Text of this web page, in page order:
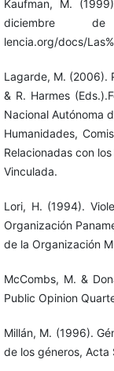
Kaufman, M.
diciembre
lencia.org/docs/
Lagarde, M. (2006).
& R. Harmes
Nacional Autónoma
Humanidades,
Relacionadas con
Vinculada.
Lori, H. (1994).
Organización
de la Organización
McCombs, M. &
Public Opinion
Millán, M. (1996).
de los géneros, Acta